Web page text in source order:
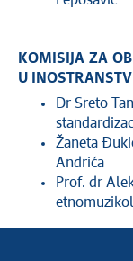
KOMISIJA ZA
U
Dr Sreto
Žaneta
Andrića
Prof. dr